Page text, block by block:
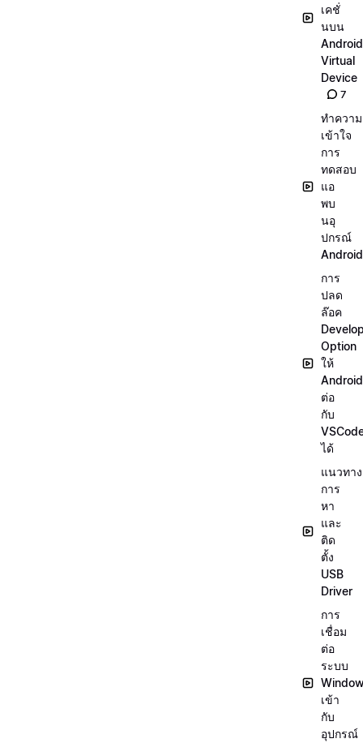
เคชั่
นบน
Android
Virtual
Device
7
ทำความ
เข้าใจ
การ
ทดสอบ
แอ
พบ
นอุ
ปกรณ์
Android
การ
ปลด
ล๊อค
Option
ให้
Android
ต่อ
กับ
ได้
แนวทาง
การ
หา
และ
ติด
ตั้ง
USB
Driver
การ
เชื่อม
ต่อ
ระบบ
เข้า
กับ
อุปกรณ์